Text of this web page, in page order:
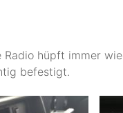
hüpft immer
befestigt.